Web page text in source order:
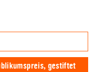
gestiftet